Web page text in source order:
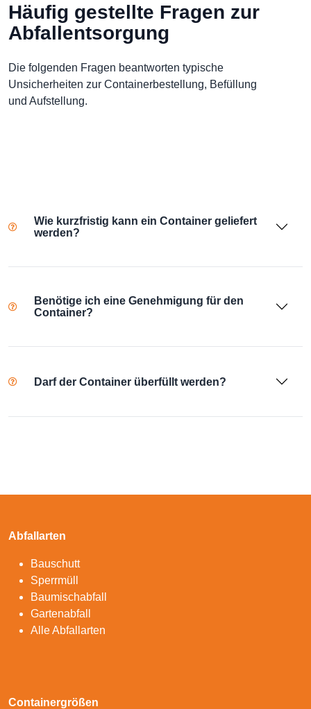
Häufig gestellte Fragen zur
Abfallentsorgung
Die folgenden Fragen beantworten typische
Unsicherheiten zur Containerbestellung, Befüllung
und Aufstellung.
Wie kurzfristig kann ein Container geliefert
werden?
Benötige ich eine Genehmigung für den
Container?
Darf der Container überfüllt werden?
Abfallarten
Bauschutt
Sperrmüll
Baumischabfall
Gartenabfall
Alle Abfallarten
Containergrößen